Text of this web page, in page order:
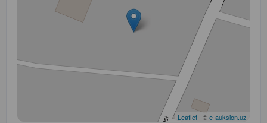
Leaflet | ©e-auksion.uz